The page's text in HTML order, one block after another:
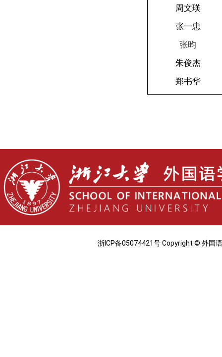
周文瑛
张一忠
张昀
朱俊杰
郑书华
浙ICP备05074421号 Copyright © 外国